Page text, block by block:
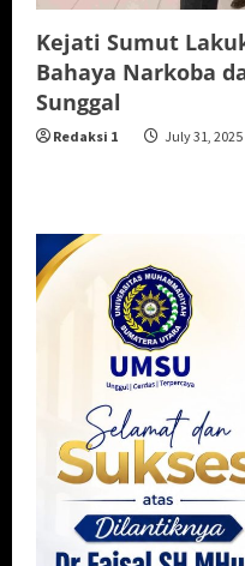
Kejati Sumut
Bahaya Narkoba
Sunggal
Redaksi 1 July 31, 2025